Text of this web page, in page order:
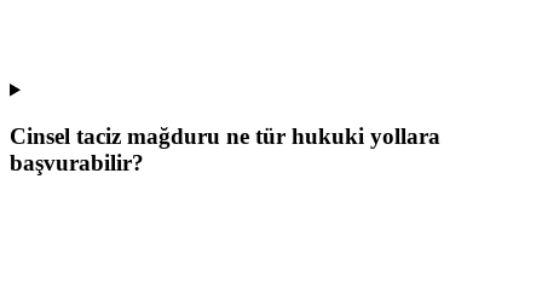
Cinsel taciz mağduru ne tür hukuki yollara
başvurabilir?